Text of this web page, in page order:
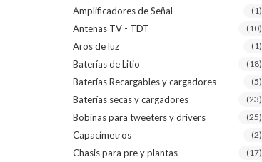
Amplificadores de Señal (1)
Antenas TV - TDT (10)
Aros de luz (1)
Baterías de Litio (18)
Baterías Recargables y cargadores (5)
Baterías secas y cargadores (23)
Bobinas para tweeters y drivers (25)
Capacímetros (2)
Chasis para pre y plantas (17)